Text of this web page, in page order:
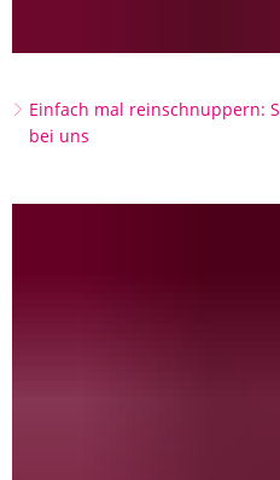
Einfach mal reinschnuppern:
bei uns